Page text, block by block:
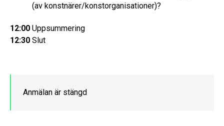
(av konstnärer/konstorganisationer)?
12:00 Uppsummering
12:30 Slut
Anmälan är stängd